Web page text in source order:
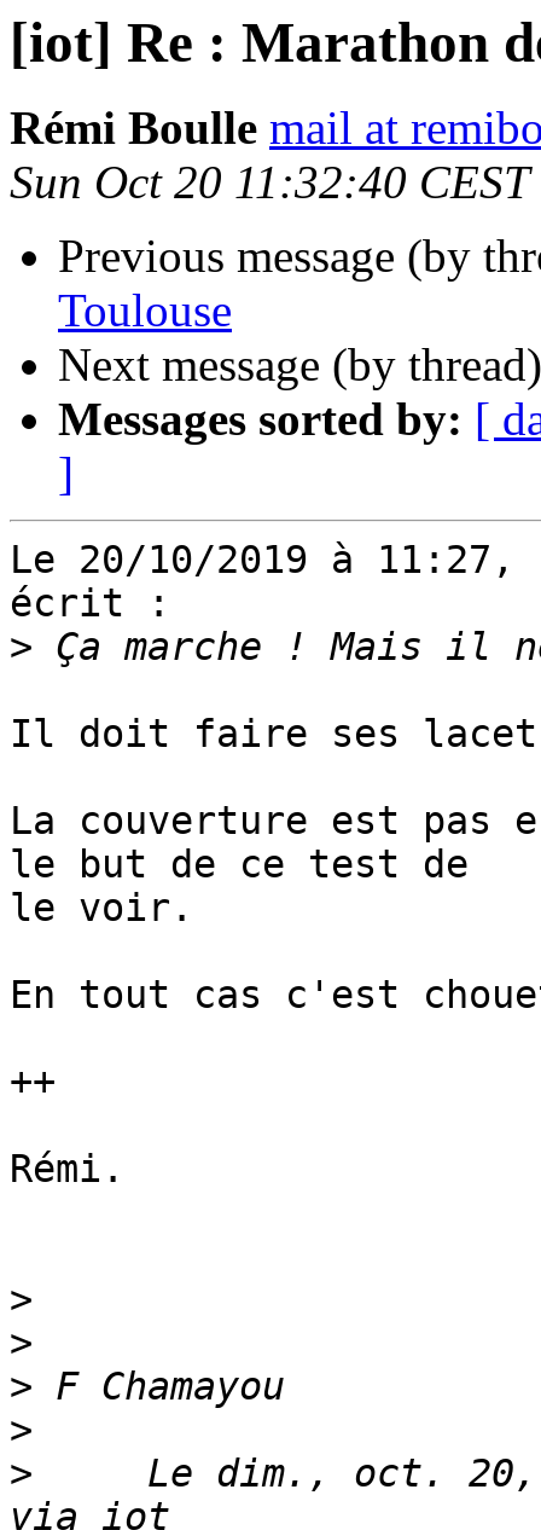
[iot] Re : Marathon
Rémi Boulle mail at
Sun Oct 20 11:32:40
Previous message (by
Toulouse
Next message (by
Messages sorted by: [
]
Le 20/10/2019 à
écrit :
>
Il doit faire ses
La couverture est pas
le but de ce test de
le voir.
En tout cas c'est
++
Rémi.
>
>
>
>
>
Le dim., oct.